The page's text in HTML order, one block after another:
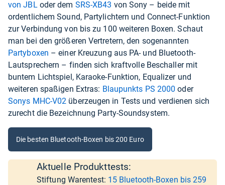
von JBL oder dem SRS-XB43 von Sony – beide mit
ordentlichem Sound, Partylichtern und Connect-Funktion
zur Verbindung von bis zu 100 weiteren Boxen. Schaut
man bei den größeren Vertretern, den sogenannten
Partyboxen – einer Kreuzung aus PA- und Bluetooth-
Lautsprechern – finden sich kraftvolle Beschaller mit
buntem Lichtspiel, Karaoke-Funktion, Equalizer und
weiteren spaßigen Extras: Blaupunkts PS 2000 oder
Sonys MHC-V02 überzeugen in Tests und verdienen sich
zurecht die Bezeichnung Party-Soundsystem.
Die besten Bluetooth-Boxen bis 200 Euro
Aktuelle Produkttests:
Stiftung Warentest: 15 Bluetooth-Boxen bis 259